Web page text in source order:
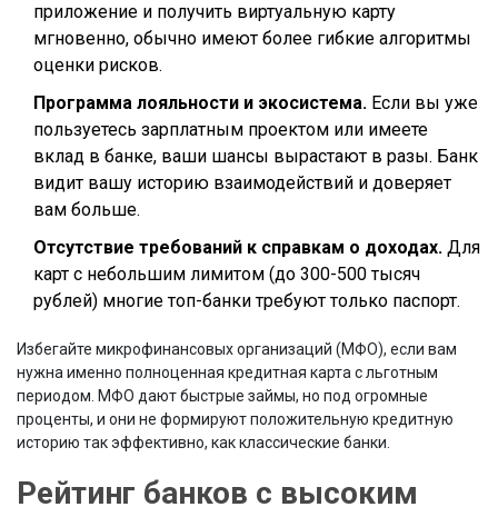
приложение и получить виртуальную карту
мгновенно, обычно имеют более гибкие алгоритмы
оценки рисков.
Программа лояльности и экосистема. Если вы уже
пользуетесь зарплатным проектом или имеете
вклад в банке, ваши шансы вырастают в разы. Банк
видит вашу историю взаимодействий и доверяет
вам больше.
Отсутствие требований к справкам о доходах. Для
карт с небольшим лимитом (до 300-500 тысяч
рублей) многие топ-банки требуют только паспорт.
Избегайте микрофинансовых организаций (МФО), если вам
нужна именно полноценная кредитная карта с льготным
периодом. МФО дают быстрые займы, но под огромные
проценты, и они не формируют положительную кредитную
историю так эффективно, как классические банки.
Рейтинг банков с высоким